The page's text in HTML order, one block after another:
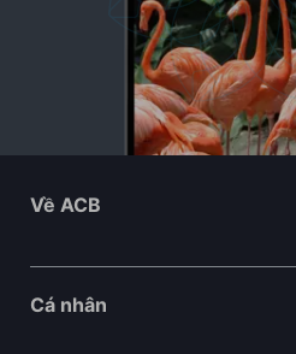
Về ACB
Nhà đầu tư
Cá nhân